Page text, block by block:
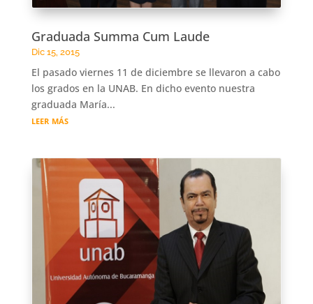
Graduada Summa Cum Laude
Dic 15, 2015
El pasado viernes 11 de diciembre se llevaron a cabo
los grados en la UNAB. En dicho evento nuestra
graduada María...
leer más